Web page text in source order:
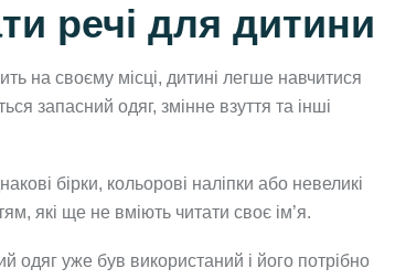
речі для дитини
на своєму місці, дитині легше навчитися
запасний одяг, змінне взуття та інші
бірки, кольорові наліпки або невеликі
які ще не вміють читати своє ім’я.
одяг уже був використаний і його потрібно